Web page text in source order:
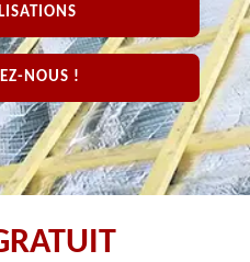
NOUS !